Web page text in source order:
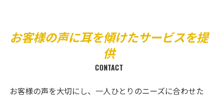
お客様の声に耳を傾けたサービスを提
供
CONTACT
お客様の声を大切にし、一人ひとりのニーズに合わせた